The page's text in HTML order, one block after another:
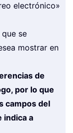
electrónico»
se
mostrar en
de
por lo que
campos del
indica a